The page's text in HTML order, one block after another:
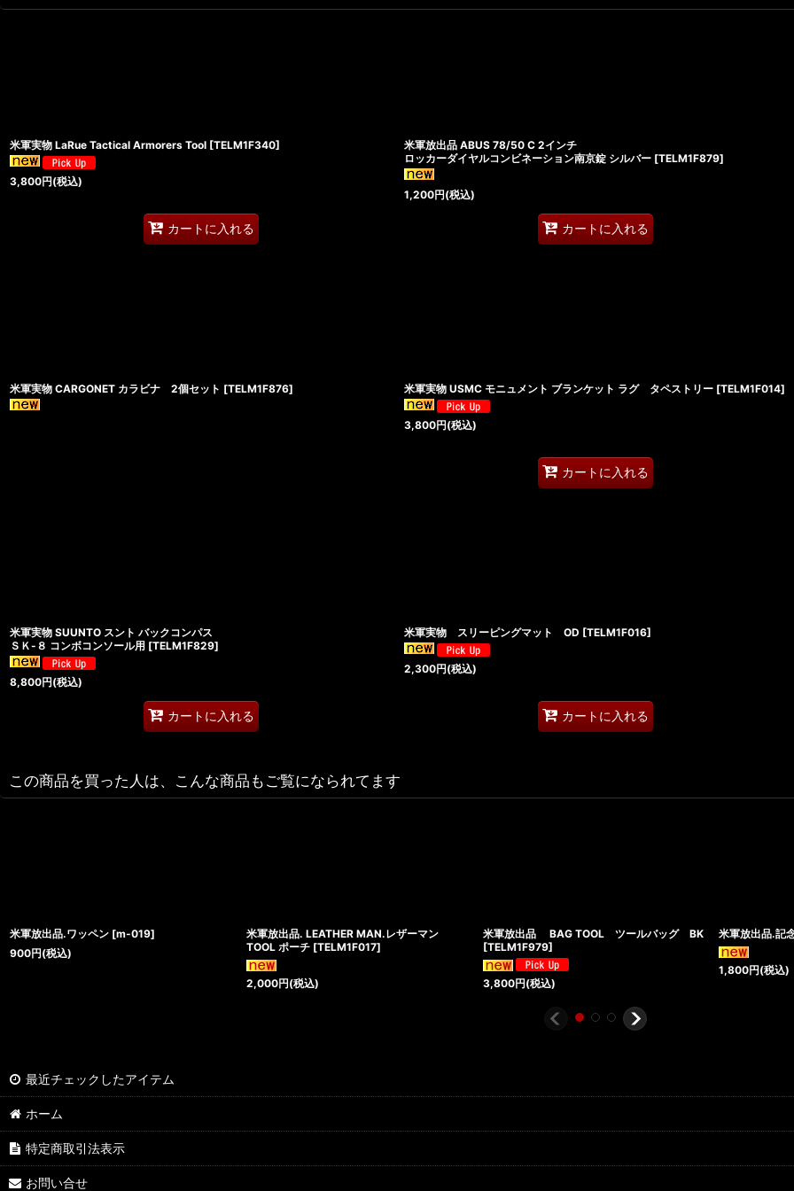
米軍実物 LaRue Tactical Armorers Tool [TELM1F340]
3,800円(税込)
カートに入れる
米軍放出品 ABUS 78/50 C 2インチ
ロッカーダイヤルコンビネーション南京錠 シルバー [TELM1F879]
1,200円(税込)
カートに入れる
米軍実物 CARGONET カラビナ 2個セット [TELM1F876] 米軍実物 USMC モニュメント ブランケット ラグ タペストリー [TELM1F014]
3,800円(税込)
カートに入れる
米軍実物 SUUNTO スント バックコンパス
ＳＫ-８ コンボコンソール用 [TELM1F829]
8,800円(税込)
カートに入れる
米軍実物 スリーピングマット OD [TELM1F016]
2,300円(税込)
カートに入れる
この商品を買った人は、こんな商品もご覧になられてます
米軍放出品.ワッペン [m-019]
900円(税込)
米軍放出品. LEATHER MAN.レザーマン
TOOL ポーチ [TELM1F017]
2,000円(税込)
米軍放出品 BAG TOOL ツールバッグ BK
[TELM1F979]
3,800円(税込)
米軍放出品.記
1,800円(税込)
最近チェックしたアイテム
ホーム
特定商取引法表示
お問い合せ